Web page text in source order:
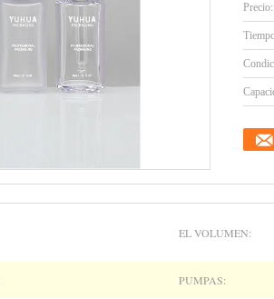
Precio:
EL VOLUMEN:
PUMPAS: